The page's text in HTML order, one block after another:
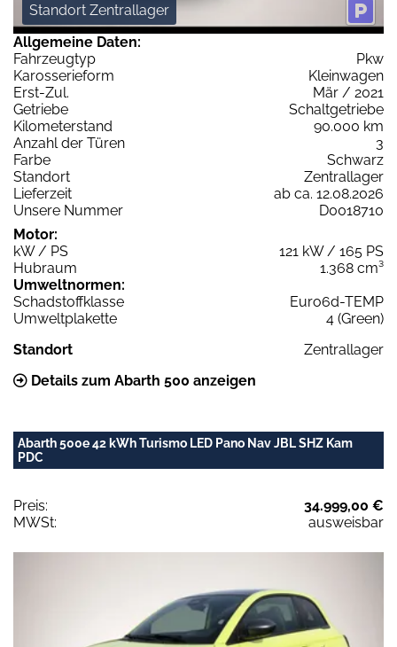
Standort Zentrallager
Allgemeine Daten:
Fahrzeugtyp
Pkw
Karosserieform
Kleinwagen
Erst-Zul.
Mär / 2021
Getriebe
Schaltgetriebe
Kilometerstand
90.000 km
Anzahl der Türen
3
Farbe
Schwarz
Standort
Zentrallager
Lieferzeit
ab ca. 12.08.2026
Unsere Nummer
D0018710
Motor:
kW / PS
121 kW / 165 PS
Hubraum
1.368 cm³
Umweltnormen:
Schadstoffklasse
Euro6d-TEMP
Umweltplakette
4 (Green)
Standort
Zentrallager
Details zum Abarth 500 anzeigen
Abarth 500e 42 kWh Turismo LED Pano Nav JBL SHZ Kam
PDC
Preis:
34.999,00 €
MWSt:
ausweisbar